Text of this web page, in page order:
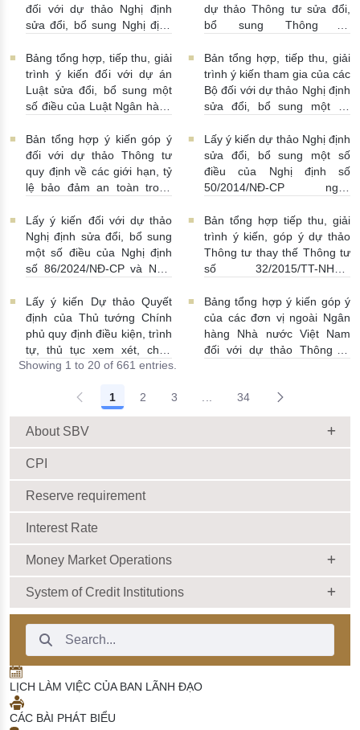
16/07/2026 | 10:00:00
đối với dự thảo Nghị định
sửa đổi, bổ sung Nghị định
13/07/2026 | 16:00:00
dự thảo Thông tư sửa đổi,
bổ sung Thông tư
13/07/2026 | 02:19:00
Bảng tổng hợp, tiếp thu, giải
trình ý kiến đối với dự án
Luật sửa đổi, bổ sung một
số điều của Luật Ngân hàng
Phòng, chống rửa tiền và
Luật Các tổ chức tín dụng
08/07/2026 | 11:21:00
Bản tổng hợp, tiếp thu, giải
trình ý kiến tham gia của các
Bộ đối với dự thảo Nghị định
sửa đổi, bổ sung một số
58/2021/NĐ-CP
07/07/2026
| 15:01:00
Bản tổng hợp ý kiến góp ý
đối với dự thảo Thông tư
quy định về các giới hạn, tỷ
lệ bảo đảm an toàn trong
thương mại, chi nhánh ngân
hàng nước ngoài
25/06/2026 | 16:00:00
Lấy ý kiến dự thảo Nghị định
sửa đổi, bổ sung một số
điều của Nghị định số
50/2014/NĐ-CP ngày
ngoại hối nhà nước
23/06/2026 | 08:00:00
Lấy ý kiến đối với dự thảo
Nghị định sửa đổi, bổ sung
một số điều của Nghị định
số 86/2024/NĐ-CP và Nghị
22/06/2026 | 09:13:00
Bản tổng hợp tiếp thu, giải
trình ý kiến, góp ý dự thảo
Thông tư thay thế Thông tư
số 32/2015/TT-NHNN
Lấy ý kiến Dự thảo Quyết
định của Thủ tướng Chính
phủ quy định điều kiện, trình
tự, thủ tục xem xét, chấp
thuận cho Tổ chức kinh tế
lãnh cho người không cư trú
18/06/2026 | 15:57:00
Bảng tổng hợp ý kiến góp ý
của các đơn vị ngoài Ngân
hàng Nhà nước Việt Nam
đối với dự thảo Thông tư
định về chế độ báo cáo định
kỳ NHNN Việt Nam
Showing 1 to 20 of 661 entries.
1 2 3 Intermediate Pages Use
34
About SBV
CPI
Reserve requirement
Interest Rate
Money Market Operations
System of Credit Institutions
Search Bar
LỊCH LÀM VIỆC CỦA BAN LÃNH ĐẠO
CÁC BÀI PHÁT BIỂU